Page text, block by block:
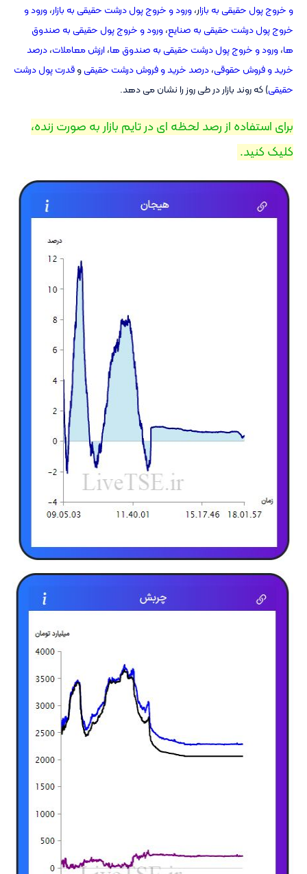
و خروج پول حقیقی به بازار،ورود و خروج پول درشت حقیقی به بازار،ورود و
خروج پول درشت حقیقی به صنایع،ورود و خروج پول حقیقی به صندوق
ها،ورود و خروج پول درشت حقیقی به صندوق ها،ارزش معاملات،درصد
خرید و فروش حقوقی،درصد خرید و فروش درشت حقیقیوقدرت پول درشت
حقیقی) که روند بازار در طی روز را نشان می دهد.
برای استفاده از رصد لحظه ای در تایم بازار به صورت زنده،
کلیک کنید. ‌